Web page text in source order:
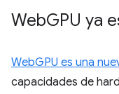
WebGPU ya
WebGPU es una
capacidades de